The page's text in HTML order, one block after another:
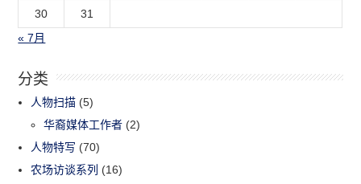
30
31
« 7月
分类
人物扫描 (5)
华裔媒体工作者 (2)
人物特写 (70)
农场访谈系列 (16)